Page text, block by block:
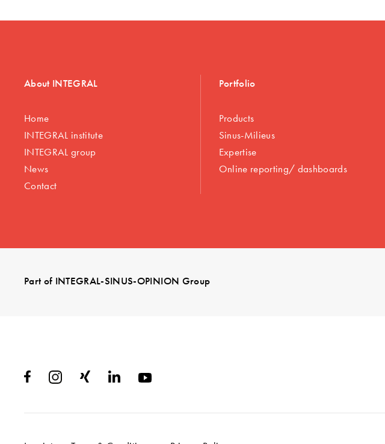
About INTEGRAL
Home
INTEGRAL institute
INTEGRAL group
News
Contact
Portfolio
Products
Sinus-Milieus
Expertise
Online reporting/ dashboards
Part of INTEGRAL-SINUS-OPINION Group